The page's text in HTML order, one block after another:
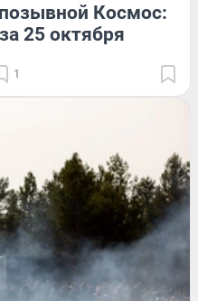
Космос:
25 октября
1